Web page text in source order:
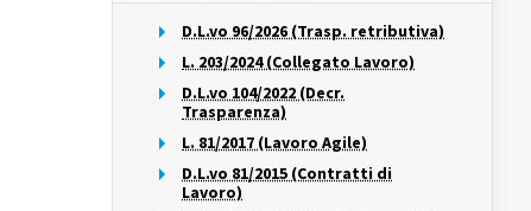
D.L.vo 96/2026 (Trasp. retributiva)
L. 203/2024 (Collegato Lavoro)
D.L.vo 104/2022 (Decr.
Trasparenza)
L. 81/2017 (Lavoro Agile)
D.L.vo 81/2015 (Contratti di
Lavoro)